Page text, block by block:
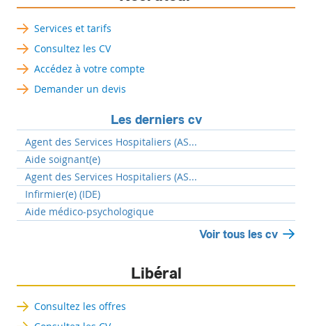
Services et tarifs
Consultez les CV
Accédez à votre compte
Demander un devis
Les derniers cv
Agent des Services Hospitaliers (AS...
Aide soignant(e)
Agent des Services Hospitaliers (AS...
Infirmier(e) (IDE)
Aide médico-psychologique
Voir tous les cv
Libéral
Consultez les offres